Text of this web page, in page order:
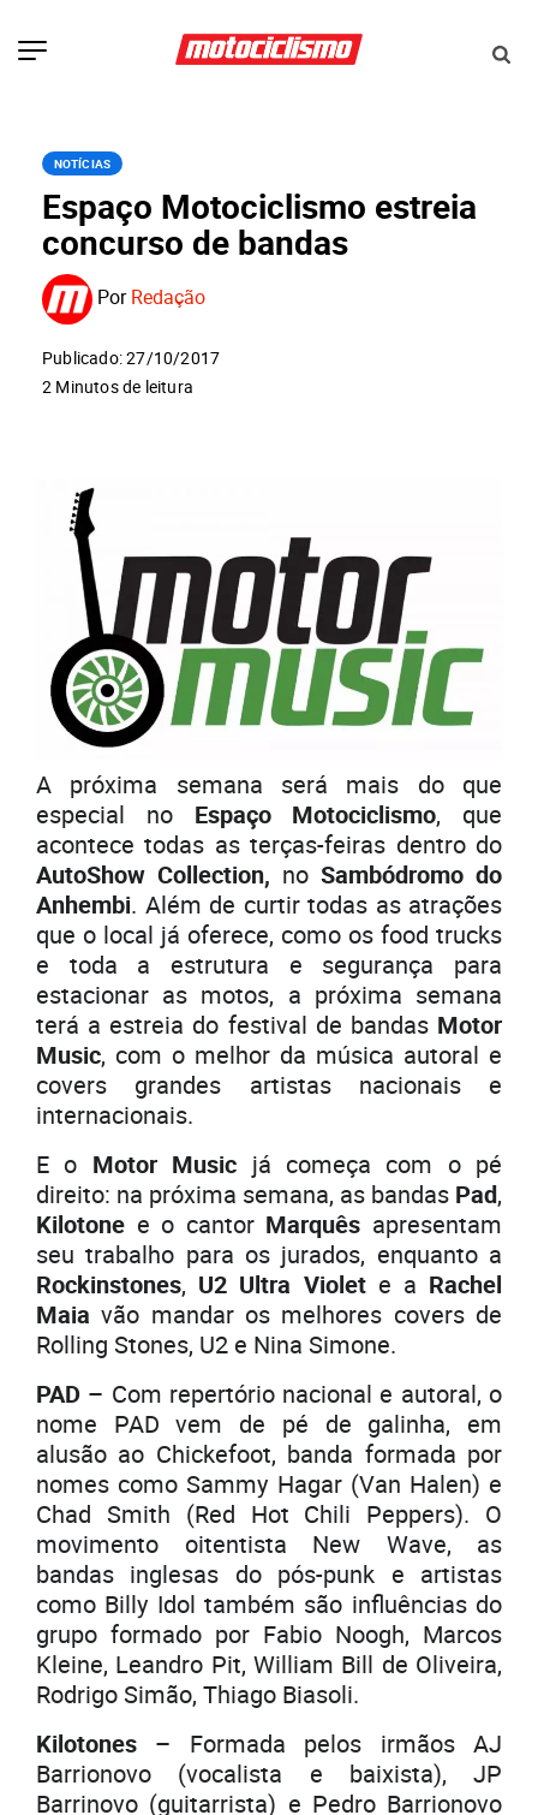
NOTÍCIAS
Espaço Motociclismo estreia
concurso de bandas
PorRedação
Publicado: 27/10/2017
2 Minutos de leitura
A próxima semana será mais do que
especial no Espaço Motociclismo, que
acontece todas as terças-feiras dentro do
AutoShow Collection, no Sambódromo do
Anhembi. Além de curtir todas as atrações
que o local já oferece, como os food trucks
e toda a estrutura e segurança para
estacionar as motos, a próxima semana
terá a estreia do festival de bandas Motor
Music, com o melhor da música autoral e
covers grandes artistas nacionais e
internacionais.
E o Motor Music já começa com o pé
direito: na próxima semana, as bandas Pad,
Kilotone e o cantor Marquês apresentam
seu trabalho para os jurados, enquanto a
Rockinstones, U2 Ultra Violete a Rachel
Maia vão mandar os melhores covers de
Rolling Stones, U2 e Nina Simone.
PAD – Com repertório nacional e autoral, o
nome PAD vem de pé de galinha, em
alusão ao Chickefoot, banda formada por
nomes como Sammy Hagar (Van Halen) e
Chad Smith (Red Hot Chili Peppers). O
movimento oitentista New Wave, as
bandas inglesas do pós-punk e artistas
como Billy Idol também são influências do
grupo formado por Fabio Noogh, Marcos
Kleine, Leandro Pit, William Bill de Oliveira,
Rodrigo Simão, Thiago Biasoli.
Kilotones – Formada pelos irmãos AJ
Barrionovo (vocalista e baixista), JP
Barrinovo (guitarrista) e Pedro Barrionovo